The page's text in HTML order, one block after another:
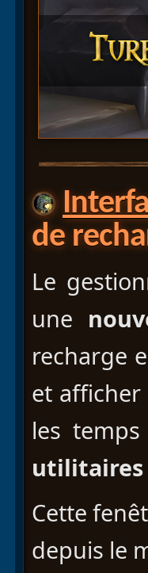
de
Le
une
recharge
et afficher
les
utilitaires
Cette
depuis le